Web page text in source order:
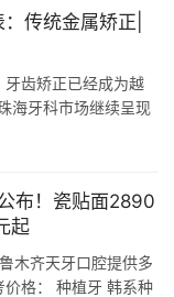
传统金属矫正|
齿矫正已经成为越
海牙科市场继续呈现
布！瓷贴面2890
起
木齐天牙口腔提供多
格： 种植牙 韩系种